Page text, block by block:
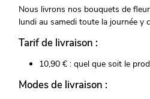
Nous livrons nos bouquets de
lundi au samedi toute la journée y
Tarif de livraison :
10,90 € : quel que soit le
Modes de livraison :